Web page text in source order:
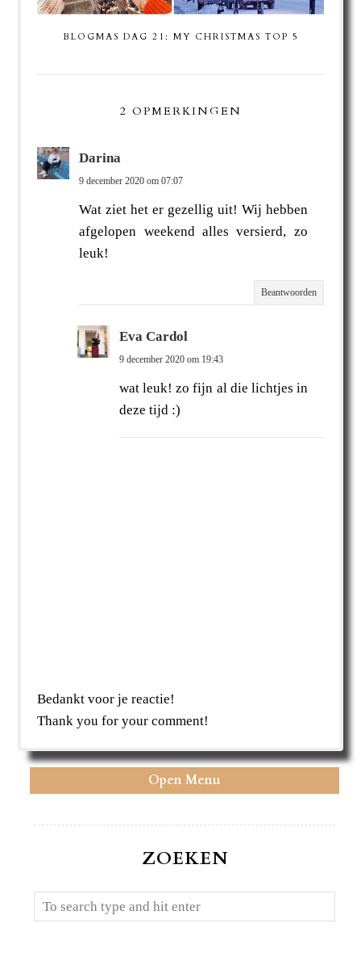
BLOGMAS DAG 21: MY CHRISTMAS TOP 5
2 OPMERKINGEN
Darina
9 december 2020 om 07:07
Wat ziet het er gezellig uit! Wij hebben
afgelopen weekend alles versierd, zo
leuk!
Beantwoorden
Eva Cardol
9 december 2020 om 19:43
wat leuk! zo fijn al die lichtjes in
deze tijd :)
Bedankt voor je reactie!
Thank you for your comment!
Open Menu
ZOEKEN